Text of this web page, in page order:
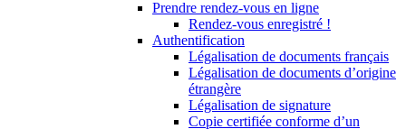
Prendre rendez-vous en ligne
Rendez-vous enregistré !
Authentification
Légalisation de documents français
Légalisation de documents d’origine
étrangère
Légalisation de signature
Copie certifiée conforme d’un